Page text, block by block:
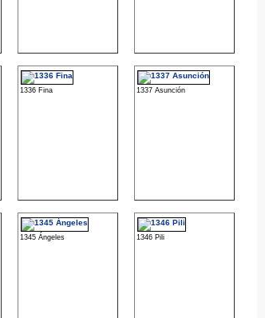
1336 Fina 1337 Asunción
1345 Ángeles 1346 Pili